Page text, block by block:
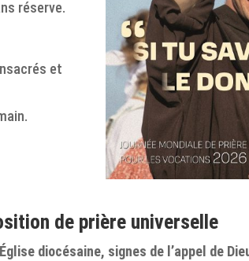
réserve.
et
de prière universelle
diocésaine, signes de l’appel de